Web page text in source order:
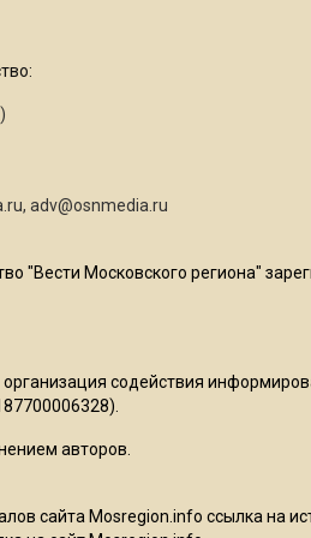
, adv@osnmedia.ru
"Вести Московского региона"
содействия
авторов.
сайта Mosregion.info ссылка на